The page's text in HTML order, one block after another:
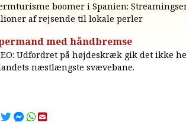
boomer i Spanien:
af rejsende til lokale perler
med håndbremse
Udfordret på højdeskræk gik det ikke
næstlængste svævebane.